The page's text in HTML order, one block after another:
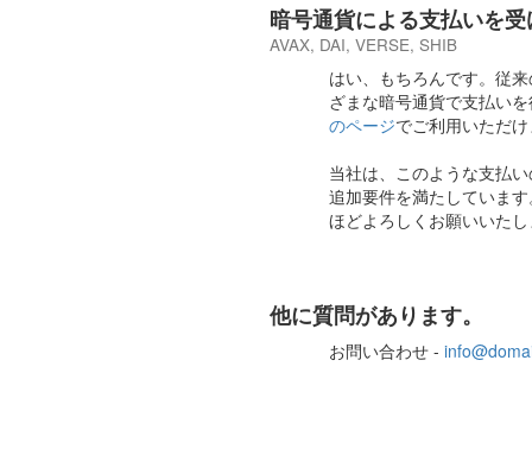
暗号通貨による支払いを
AVAX, DAI, VERSE, SHIB
はい、もちろんです。従
ざまな暗号通貨で支払い
のページでご利用いただ
当社は、このような支払
追加要件を満たしていま
ほどよろしくお願いいた
他に質問があります。
お問い合わせ -